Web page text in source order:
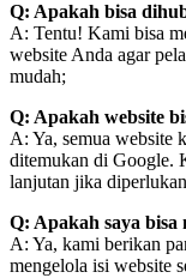
Q: Apakah bisa
A: Tentu! Kami bisa
website Anda agar
mudah;
Q: Apakah website
A: Ya, semua website
ditemukan di Google.
lanjutan jika
Q: Apakah saya bisa
A: Ya, kami berikan
mengelola isi website